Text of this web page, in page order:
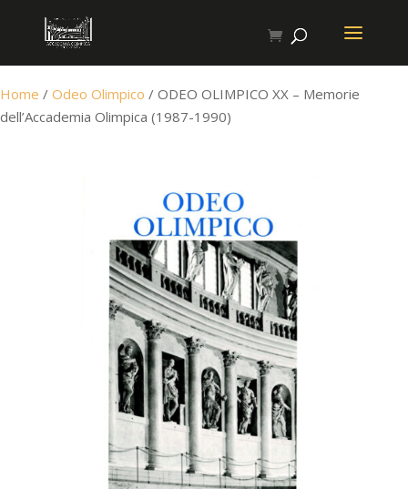
Home / Odeo Olimpico / ODEO OLIMPICO XX – Memorie
dell’Accademia Olimpica (1987-1990)